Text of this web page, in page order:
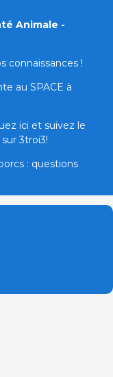
Animale -
connaissances !
au SPACE à
ici et suivez le
3troi3!
: questions